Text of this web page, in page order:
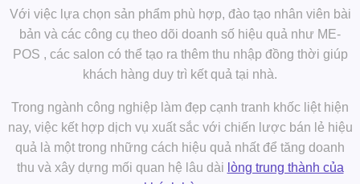
Với việc lựa chọn sản phẩm phù hợp, đào tạo nhân viên bài
bản và các công cụ theo dõi doanh số hiệu quả như ME-
POS , các salon có thể tạo ra thêm thu nhập đồng thời giúp
khách hàng duy trì kết quả tại nhà.
Trong ngành công nghiệp làm đẹp cạnh tranh khốc liệt hiện
nay, việc kết hợp dịch vụ xuất sắc với chiến lược bán lẻ hiệu
quả là một trong những cách hiệu quả nhất để tăng doanh
thu và xây dựng mối quan hệ lâu dài lòng trung thành của